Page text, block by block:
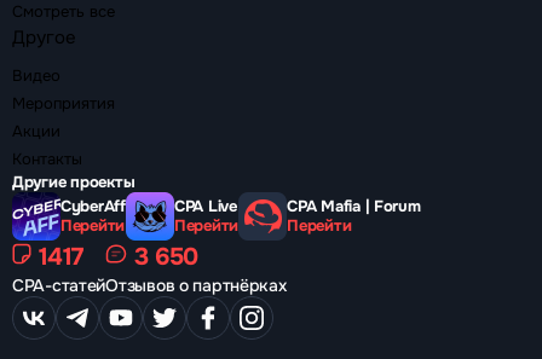
Смотреть все
Другое
Видео
Мероприятия
Акции
Контакты
Другие проекты
CyberAff
Перейти
CPA Live
Перейти
CPA Mafia | Forum
Перейти
1417
CPA-статей
3 650
Отзывов о партнёрках